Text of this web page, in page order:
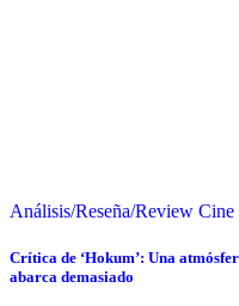
Análisis/Reseña/Review Cine
Crítica de ‘Hokum’: Una
abarca demasiado